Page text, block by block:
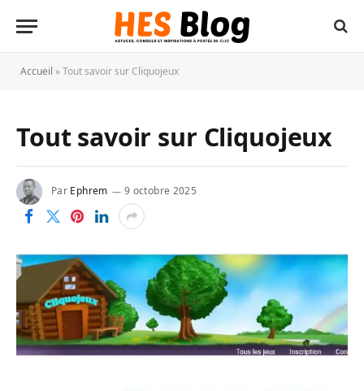
Accueil »Tout savoir sur Cliquojeux
Tout savoir sur Cliquojeux
Par Ephrem 9 octobre 2025